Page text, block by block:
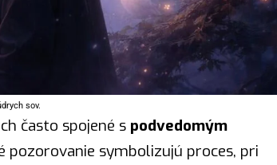
sov.
často spojené s podvedomým
pozorovanie symbolizujú proces, pri